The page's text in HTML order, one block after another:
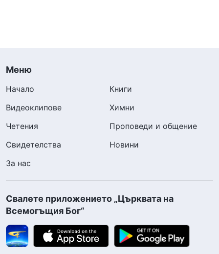
Меню
Начало
Книги
Видеоклипове
Химни
Четения
Проповеди и общение
Свидетелства
Новини
За нас
Свалете приложението „Църквата на
Всемогъщия Бог“